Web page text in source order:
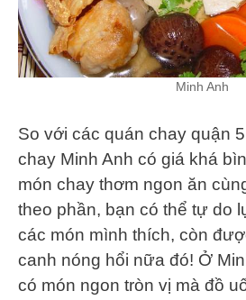
Minh Anh
So với các quán chay quận
chay Minh Anh có giá khá
món chay thơm ngon ăn
theo phần, bạn có thể tự do
các món mình thích, còn
canh nóng hổi nữa đó! Ở
có món ngon tròn vị mà đồ